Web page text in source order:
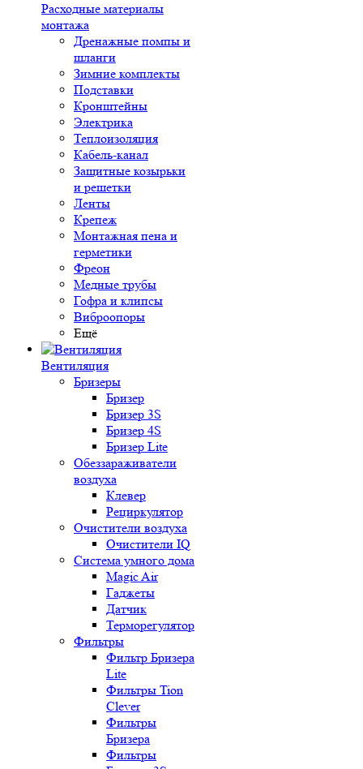
Расходные материалы
монтажа
Дренажные помпы и
шланги
Зимние комплекты
Подставки
Кронштейны
Электрика
Теплоизоляция
Кабель-канал
Защитные козырьки
и решетки
Ленты
Крепеж
Монтажная пена и
герметики
Фреон
Медные трубы
Гофра и клипсы
Виброопоры
Ещё
Вентиляция
Бризеры
Бризер
Бризер 3S
Бризер 4S
Бризер Lite
Обеззараживатели
воздуха
Клевер
Рециркулятор
Очистители воздуха
Очистители IQ
Система умного дома
Magic Air
Гаджеты
Датчик
Терморегулятор
Фильтры
Фильтр Бризера
Lite
Фильтры Tion
Clever
Фильтры
Бризера
Фильтры